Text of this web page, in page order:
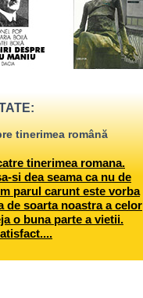
tinerimea română
tinerimea romana.
si dea seama ca nu de
parul carunt este vorba
de soarta noastra a celor
o buna parte a vietii.